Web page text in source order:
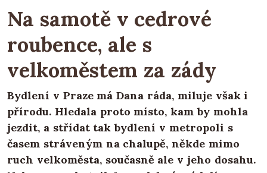
Na samotě v cedrové
roubence, ale s
velkoměstem za zády
Bydlení v Praze má Dana ráda, miluje však i
přírodu. Hledala proto místo, kam by mohla
jezdit, a střídat tak bydlení v metropoli s
časem stráveným na chalupě, někde mimo
ruch velkoměsta, současně ale v jeho dosahu.